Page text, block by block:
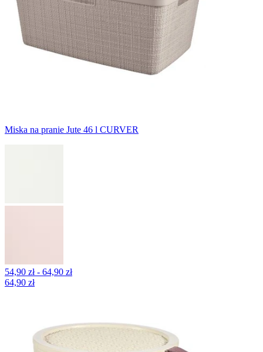
Miska na pranie Jute 46 l CURVER
54,90 zł - 64,90 zł
64,90 zł